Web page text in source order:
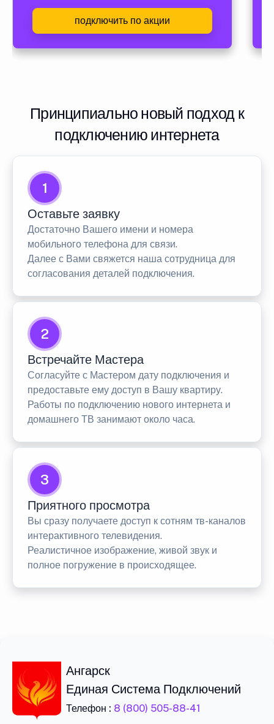
подключить по акции
Принципиально новый подход к
подключению интернета
1
Оставьте заявку
Достаточно Вашего имени и номера
мобильного телефона для связи.
Далее с Вами свяжется наша сотрудница для
согласования деталей подключения.
2
Встречайте Мастера
Согласуйте с Мастером дату подключения и
предоставьте ему доступ в Вашу квартиру.
Работы по подключению нового интернета и
домашнего ТВ занимают около часа.
3
Приятного просмотра
Вы сразу получаете доступ к сотням тв-каналов
интерактивного телевидения.
Реалистичное изображение, живой звук и
полное погружение в происходящее.
Ангарск
Единая Система Подключений
Телефон : 8 (800) 505-88-41